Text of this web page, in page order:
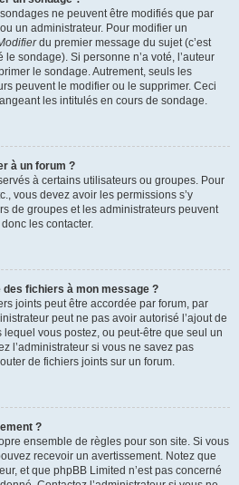
ne peuvent être modifiés que par
un administrateur. Pour modifier un
du premier message du sujet (c’est
sondage). Si personne n’a voté, l’auteur
le sondage. Autrement, seuls les
peuvent le modifier ou le supprimer. Ceci
les intitulés en cours de sondage.
à un forum ?
à certains utilisateurs ou groupes. Pour
vous devez avoir les permissions s’y
de groupes et les administrateurs peuvent
les contacter.
des fichiers à mon message ?
joints peut être accordée par forum, par
peut ne pas avoir autorisé l’ajout de
vous postez, ou peut-être que seul un
l’administrateur si vous ne savez pas
de fichiers joints sur un forum.
?
ensemble de règles pour son site. Si vous
recevoir un avertissement. Notez que
et que phpBB Limited n’est pas concerné